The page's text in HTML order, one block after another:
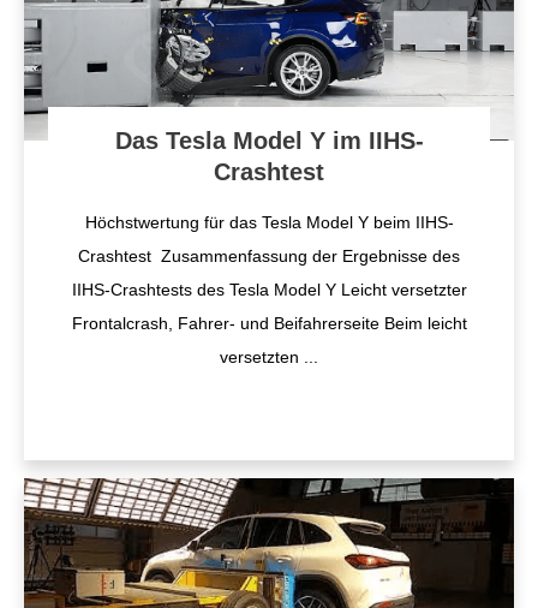
Das Tesla Model Y im IIHS-
Crashtest
Höchstwertung für das Tesla Model Y beim IIHS-
Crashtest Zusammenfassung der Ergebnisse des
IIHS-Crashtests des Tesla Model Y Leicht versetzter
Frontalcrash, Fahrer- und Beifahrerseite Beim leicht
versetzten